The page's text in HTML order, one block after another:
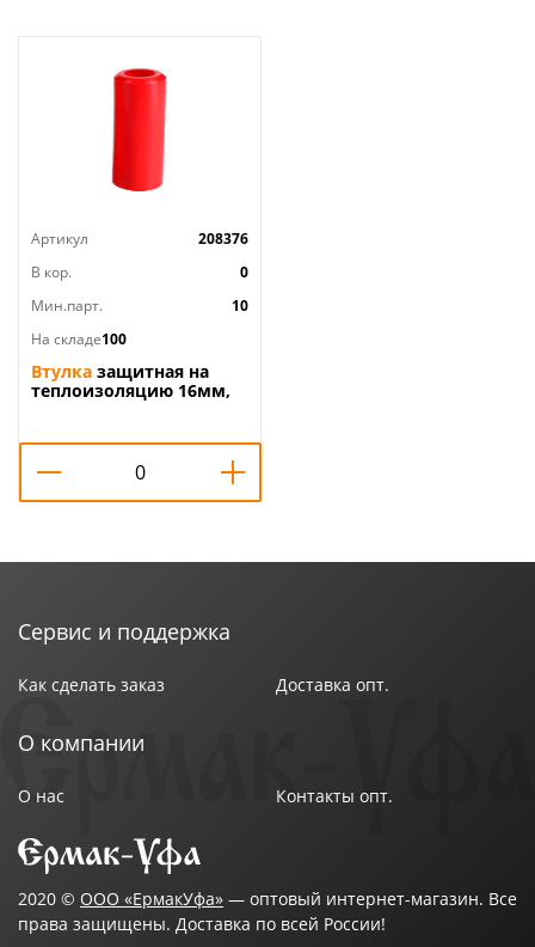
Артикул
208376
В кор.
0
Мин.парт.
10
На складе100
Втулка защитная на
теплоизоляцию 16мм,
Сервис и поддержка
Как сделать заказ Доставка опт.
О компании
О нас Контакты опт.
2020 © ООО «ЕрмакУфа» — оптовый интернет-магазин. Все
права защищены. Доставка по всей России!